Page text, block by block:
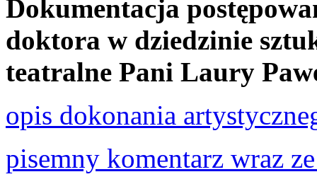
Dokumentacja
doktora w dziedzinie
teatralne Pani Laury
opis dokonania
pisemny komentarz wraz